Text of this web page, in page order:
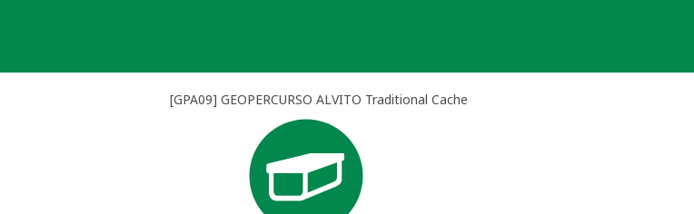
[GPA09] GEOPERCURSO ALVITO Traditional Cache